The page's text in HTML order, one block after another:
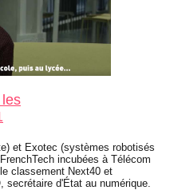
et Exotec (systèmes robotisés
incubées à Télécom
classement Next40 et
secrétaire d'État au numérique.